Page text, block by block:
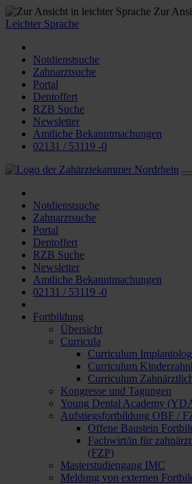
Zur
Leichter Sprache
Notdienstsuche
Zahnarztsuche
Portal
Dentoffert
RZB Suche
Newsletter
Amtliche Bekanntmachungen
02131 / 53119 -0
Notdienstsuche
Zahnarztsuche
Portal
Dentoffert
RZB Suche
Newsletter
Amtliche Bekanntmachungen
02131 / 53119 -0
Fortbildung
Übersicht
Curricula
Curriculum
Curriculum
Curriculum
Kongresse und Tagungen
Young Dental Academy
Aufstiegsfortbildung OBF /
Offene Baustein
Fachwirt/in für
(FZP)
Masterstudiengang IMC
Meldung von externen